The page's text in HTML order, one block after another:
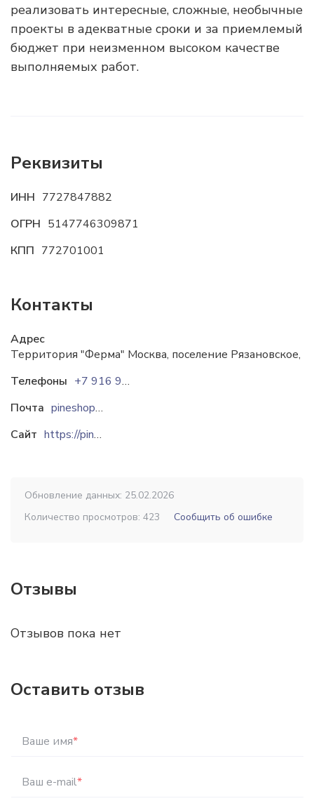
реализовать интересные, сложные, необычные
проекты в адекватные сроки и за приемлемый
бюджет при неизменном высоком качестве
выполняемых работ.
Реквизиты
ИНН 7727847882
ОГРН 5147746309871
КПП 772701001
Контакты
Адрес
Территория "Ферма" Москва, поселение Рязановское,
Телефоны
+7 916 931-82-52
Почта
pineshopCat@yandex.ru
Сайт
https://pineshop.ru
Обновление данных: 25.02.2026
Количество просмотров: 423
Сообщить об ошибке
Отзывы
Отзывов пока нет
Оставить отзыв
Ваше имя*
Ваш e-mail*